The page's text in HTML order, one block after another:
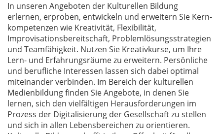
In unseren Angeboten der Kulturellen Bildung
erlernen, erproben, entwickeln und erweitern Sie Kern-
kompetenzen wie Kreativität, Flexibilität,
Improvisationsbereitschaft, Problemlösungsstrategien
und Teamfähigkeit. Nutzen Sie Kreativkurse, um Ihre
Lern- und Erfahrungsräume zu erweitern. Persönliche
und berufliche Interessen lassen sich dabei optimal
miteinander verbinden. Im Bereich der kulturellen
Medienbildung finden Sie Angebote, in denen Sie
lernen, sich den vielfältigen Herausforderungen im
Prozess der Digitalisierung der Gesellschaft zu stellen
und sich in allen Lebensbereichen zu orientieren.